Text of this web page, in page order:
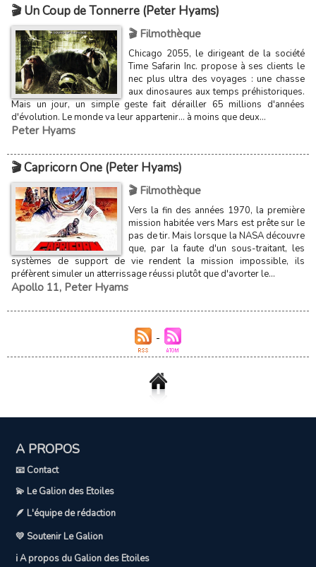
🎬 Un Coup de Tonnerre (Peter Hyams)
🎬 Filmothèque
Chicago 2055, le dirigeant de la société
Time Safarin Inc. propose à ses clients le
nec plus ultra des voyages : une chasse
aux dinosaures aux temps préhistoriques.
Mais un jour, un simple geste fait dérailler 65 millions d'années
d'évolution. Le monde va leur appartenir... à moins que deux...
Peter Hyams
🎬 Capricorn One (Peter Hyams)
🎬 Filmothèque
Vers la fin des années 1970, la première
mission habitée vers Mars est prête sur le
pas de tir. Mais lorsque la NASA découvre
que, par la faute d'un sous-traitant, les
systèmes de support de vie rendent la mission impossible, ils
préfèrent simuler un atterrissage réussi plutôt que d'avorter le...
Apollo 11, Peter Hyams
A PROPOS
📧 Contact
💫 Le Galion des Etoiles
🪶 L'équipe de rédaction
💛 Soutenir Le Galion
ℹ️ A propos du Galion des Etoiles